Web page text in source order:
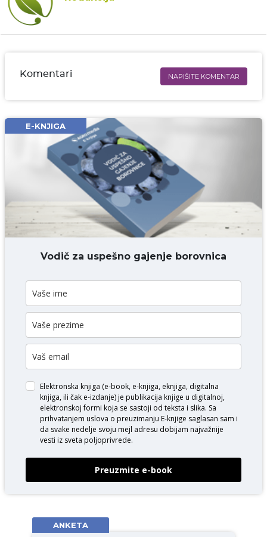
Komentari NAPIŠITE KOMENTAR
Email* obavezno
Komentar* obavezno
DODAJ KOMENTAR
E-KNJIGA
Vodič za uspešno gajenje borovnica
Elektronska knjiga (e-book, e-knjiga, eknjiga, digitalna
knjiga, ili čak e-izdanje) je publikacija knjige u digitalnoj,
elektronskoj formi koja se sastoji od teksta i slika. Sa
prihvatanjem uslova o preuzimanju E-knjige saglasan sam i
da svake nedelje svoju mejl adresu dobijam najvažnije
vesti iz sveta poljoprivrede.
Preuzmite e-book
ANKETA